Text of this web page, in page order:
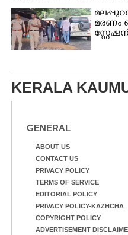
മരണം
KERALA
GENERAL
ABOUT US
CONTACT US
PRIVACY POLICY
TERMS OF SERVICE
EDITORIAL POLICY
PRIVACY POLICY-KAZHCHA
COPYRIGHT POLICY
ADVERTISEMENT